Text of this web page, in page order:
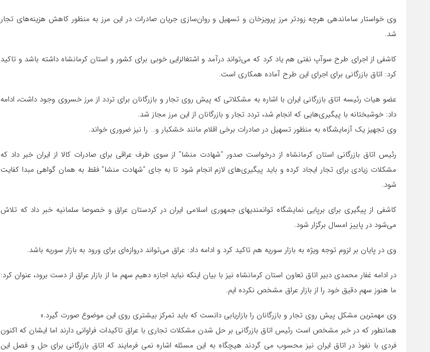
وی خواستار ساماندهی هرچه زودتر مرز پرویزخان و تسهیل و روان‌سازی جریان صادرات در این مرز به منظور کاهش هزینه‌های تجار
شد.
کاشفی از اجرای طرح سوآپ نفتی هم یاد کرد که می‌تواند درآمد و اشتغالزایی خوبی برای کشور و استان کرمانشاه داشته باشد و تاکید
کرد: اتاق بازرگانی برای اجرای این طرح آماده همکاری است.
عضو هیات رئیسه اتاق بازرگانی ایران با اشاره به مشکلاتی که پیش روی تجار و بازرگانان برای تردد از مرز خسروی وجود داشت، ادامه
داد: خوشبختانه با پیگیری‌هایی که انجام شد، تردد تجار و بازرگانان از این مرز مجاز شد.
وی تجهیز یک آزمایشگاه به منظور تسهیل در صادرات برخی اقلام مانند خشکبار و… را نیز ضروری خواند.
رئیس اتاق بازرگانی استان کرمانشاه از درخواست صدور “شهادت منشا” از سوی طرف عراقی برای صادرات کالا از ایران خبر داد که
مشکلات زیادی برای تجار ایجاد کرده و باید پیگیری‌های لازم انجام شود تا به جای “شهادت منشا” فقط به همان گواهی مبدا کفایت
شود.
کاشفی از پیگیری برای برپایی نمایشگاه توانمندیهای جمهوری اسلامی ایران در کردستان عراق و خصوصا سلمانیه خبر داد که تلاش
می‌شود در پاییز امسال برگزار شود.
وی در پایان بر لزوم توجه ویژه به بازار سوریه هم تاکید کرد و ادامه داد: عراق می‌تواند دروازه‌ای برای ورود به بازار سوریه باشد.
در ادامه غفار محمدی دبیر اتاق تعاون استان کرمانشاه نیز با بیان اینکه نباید اجازه دهیم سهم ما از بازار عراق از دست برود، عنوان کرد:
ما هنوز سهم دقیق خود را از بازار عراق مشخص نکرده ایم.
وی مهمترین مشکل پیش روی تجار و بازرگانان را بازاریابی دانست که باید تمرکز بیشتری روی این موضوع صورت گیرد.»
همانطور که در خبر مشخص است رئیس اتاق بازرگانی بر حل شدن مشکلات تجاری با عراق تاکیدات فراوانی دارند اما ایشان که اکنون
فردی با نفوذ در اتاق ایران نیز محسوب می گردند هیچگاه به این مسئله اشاره نمی فرمایند که اتاق بازرگانی برای حل و فصل این